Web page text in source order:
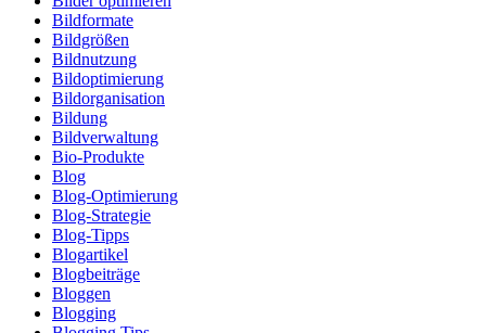
Bildformate
Bildgrößen
Bildnutzung
Bildoptimierung
Bildorganisation
Bildung
Bildverwaltung
Bio-Produkte
Blog
Blog-Optimierung
Blog-Strategie
Blog-Tipps
Blogartikel
Blogbeiträge
Bloggen
Blogging